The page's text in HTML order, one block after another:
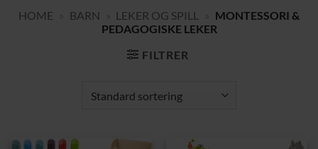
HOME BARN LEKER OG SPILL
MONTESSORI &
PEDAGOGISKE LEKER
FILTRER